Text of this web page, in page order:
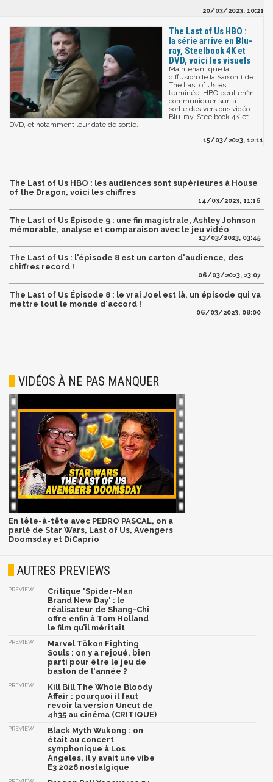
20/03/2023, 10:21
The Last of Us HBO :
la série arrive en Blu-
ray, Steelbook 4K et
DVD, voici les visuels
Maintenant que la
diffusion de la Saison 1 de
The Last of Us est
terminée, HBO peut enfin
communiquer sur la
sortie des versions vidéo
Blu-ray, Steelbook 4K et
DVD, et notamment leur date de sortie.
15/03/2023, 12:11
The Last of Us HBO : les audiences sont supérieures à House
of the Dragon, voici les chiffres
14/03/2023, 11:16
The Last of Us Épisode 9 : une fin magistrale, Ashley Johnson
mémorable, analyse et comparaison avec le jeu vidéo
13/03/2023, 03:45
The Last of Us : l'épisode 8 est un carton d'audience, des
chiffres record !
06/03/2023, 23:07
The Last of Us Épisode 8 : le vrai Joel est là, un épisode qui va
mettre tout le monde d'accord !
06/03/2023, 08:00
VIDÉOS À NE PAS MANQUER
En tête-à-tête avec PEDRO PASCAL, on a
parlé de Star Wars, Last of Us, Avengers
Doomsday et DiCaprio
AUTRES PREVIEWS
PREVIEW
Critique 'Spider-Man
Brand New Day' : le
réalisateur de Shang-Chi
offre enfin à Tom Holland
le film qu’il méritait
PREVIEW
Marvel Tōkon Fighting
Souls : on y a rejoué, bien
parti pour être le jeu de
baston de l'année ?
PREVIEW
Kill Bill The Whole Bloody
Affair : pourquoi il faut
revoir la version Uncut de
4h35 au cinéma (CRITIQUE)
PREVIEW
Black Myth Wukong : on
était au concert
symphonique à Los
Angeles, il y avait une vibe
E3 2026 nostalgique